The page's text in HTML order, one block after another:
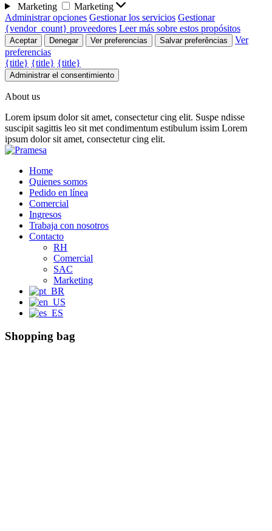
Marketing
Marketing
Administrar opciones Gestionar los servicios Gestionar
{vendor_count} proveedores Leer más sobre estos propósitos
Aceptar Denegar Ver preferencias Salvar preferências
Ver
preferencias
{title} {title} {title}
Administrar el consentimiento
About us
Lorem ipsum dolor sit amet, consectetur cing elit. Suspe ndisse
suscipit sagittis leo sit met condimentum estibulum issim Lorem
ipsum dolor sit amet, consectetur cing elit.
Home
Quienes somos
Pedido en línea
Comercial
Ingresos
Trabaja con nosotros
Contacto
RH
Comercial
SAC
Marketing
Shopping bag